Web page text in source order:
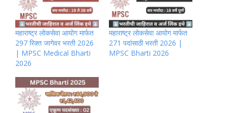
महाराष्ट्र लोकसेवा आयोग मार्फत
297 रिक्त जागेवर भरती 2026
| MPSC Medical Bharti
2026
महाराष्ट्र लोकसेवा आयोग मार्फत
271 पदांसाठी भरती 2026 |
MPSC Bharti 2026